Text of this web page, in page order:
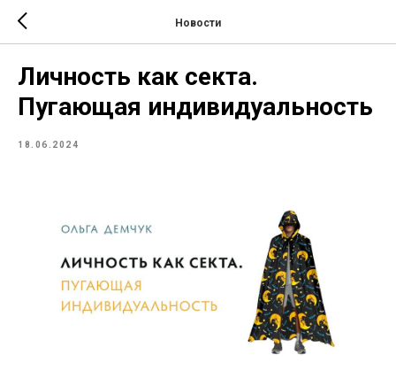
Новости
Личность как секта.
Пугающая индивидуальность
18.06.2024